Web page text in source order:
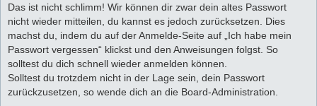
Das ist nicht schlimm! Wir können dir zwar dein altes Passwort
nicht wieder mitteilen, du kannst es jedoch zurücksetzen. Dies
machst du, indem du auf der Anmelde-Seite auf „Ich habe mein
Passwort vergessen“ klickst und den Anweisungen folgst. So
solltest du dich schnell wieder anmelden können.
Solltest du trotzdem nicht in der Lage sein, dein Passwort
zurückzusetzen, so wende dich an die Board-Administration.